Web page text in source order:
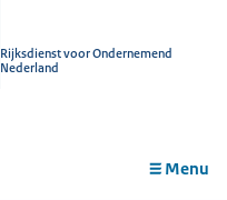
Rijksdienst voor Ondernemend
Nederland
Menu